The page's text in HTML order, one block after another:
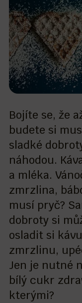
Bojíte se, že
budete si
sladké
náhodou.
a mléka.
zmrzlina,
musí pryč?
dobroty si
osladit si
zmrzlinu,
Jen je nutné
bílý cukr
kterými?